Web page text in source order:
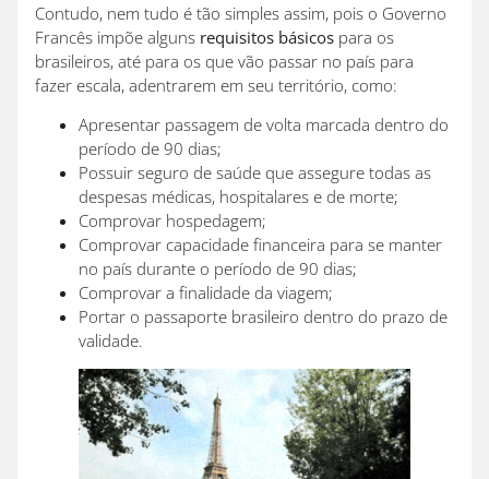
Contudo, nem tudo é tão simples assim, pois o Governo
Francês impõe alguns requisitos básicos para os
brasileiros, até para os que vão passar no país para
fazer escala, adentrarem em seu território, como:
Apresentar passagem de volta marcada dentro do
período de 90 dias;
Possuir seguro de saúde que assegure todas as
despesas médicas, hospitalares e de morte;
Comprovar hospedagem;
Comprovar capacidade financeira para se manter
no país durante o período de 90 dias;
Comprovar a finalidade da viagem;
Portar o passaporte brasileiro dentro do prazo de
validade.